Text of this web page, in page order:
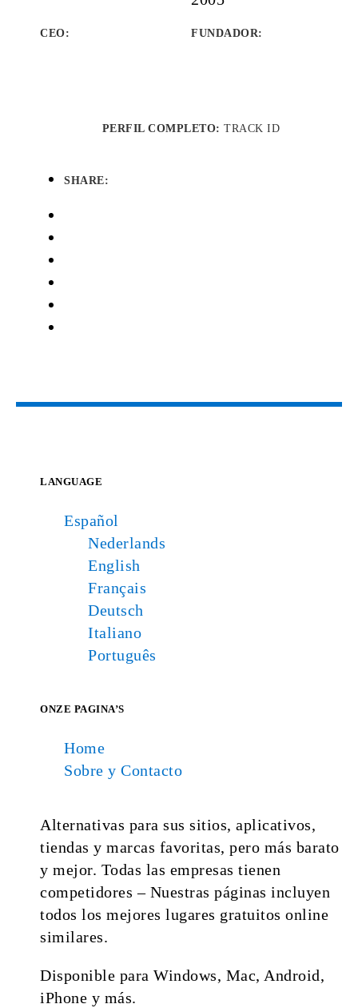
CEO: FUNDADOR:
PERFIL COMPLETO:TRACK ID
SHARE:
LANGUAGE
Español
Nederlands
English
Français
Deutsch
Italiano
Português
ONZE PAGINA’S
Home
Sobre y Contacto
Alternativas para sus sitios, aplicativos,
tiendas y marcas favoritas, pero más barato
y mejor. Todas las empresas tienen
competidores – Nuestras páginas incluyen
todos los mejores lugares gratuitos online
similares.
Disponible para Windows, Mac, Android,
iPhone y más.